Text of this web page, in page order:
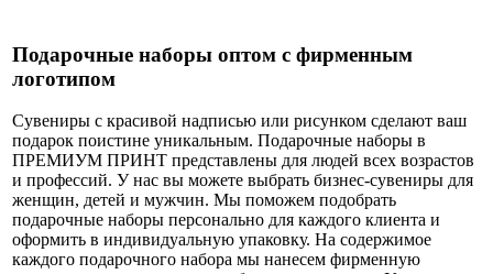
Подарочные наборы оптом с фирменным
логотипом
Сувениры с красивой надписью или рисунком сделают ваш
подарок поистине уникальным. Подарочные наборы в
ПРЕМИУМ ПРИНТ представлены для людей всех возрастов
и профессий. У нас вы можете выбрать бизнес-сувениры для
женщин, детей и мужчин. Мы поможем подобрать
подарочные наборы персонально для каждого клиента и
оформить в индивидуальную упаковку. На содержимое
каждого подарочного набора мы нанесем фирменную